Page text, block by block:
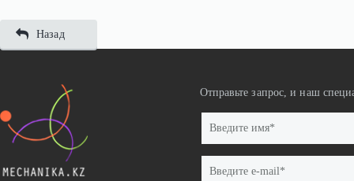
Назад
Отправьте запрос, и наш
Имя
E-mail